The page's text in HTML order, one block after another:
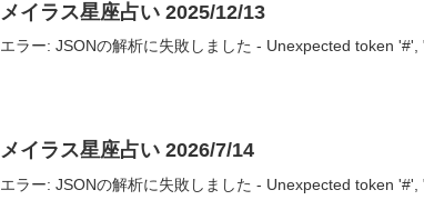
メイラス星座占い 2025/12/13
エラー: JSONの解析に失敗しました - Unexpected token
メイラス星座占い 2026/7/14
エラー: JSONの解析に失敗しました - Unexpected token